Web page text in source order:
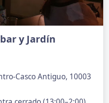
y Jardín
Casco Antiguo, 10003